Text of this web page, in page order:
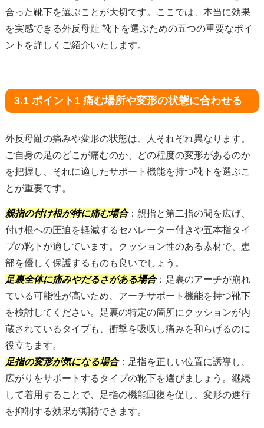
合った靴下を選ぶことが大切です。ここでは、本当に効果
を実感できる外反母趾 靴下を選ぶための五つの重要なポイ
ントを詳しくご紹介いたします。
3.1 ポイント1 痛む場所や変形の状態に合わせる
外反母趾の痛みや変形の状態は、人それぞれ異なります。
ご自身の足のどこが痛むのか、どの程度の変形があるのか
を把握し、それに適したサポート機能を持つ靴下を選ぶこ
とが重要です。
親指の付け根が特に痛む場合：親指と第二指の間を広げ、
付け根への圧迫を軽減するセパレーター付きや五本指タイ
プの靴下が適しています。クッション性のある素材で、患
部を優しく保護するものも良いでしょう。
足裏全体に痛みやだるさがある場合：足裏のアーチが崩れ
ている可能性が高いため、アーチサポート機能を持つ靴下
を検討してください。足裏の特定の箇所にクッションが内
蔵されているタイプも、衝撃を吸収し痛みを和らげるのに
役立ちます。
足指の変形が気になる場合：足指を正しい位置に誘導し、
広がりをサポートするタイプの靴下を選びましょう。継続
して着用することで、足指の機能回復を促し、変形の進行
を抑制する効果が期待できます。